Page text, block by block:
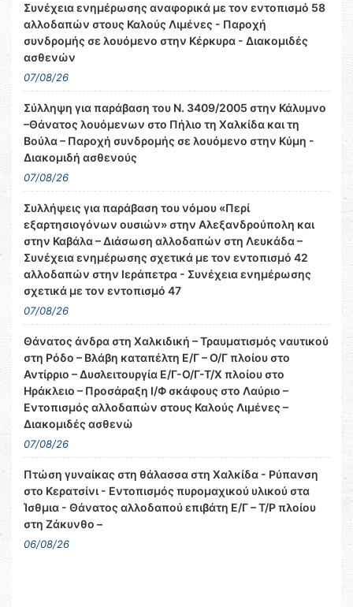
Συνέχεια ενημέρωσης αναφορικά με τον εντοπισμό 58
αλλοδαπών στους Καλούς Λιμένες - Παροχή
συνδρομής σε λουόμενο στην Κέρκυρα - Διακομιδές
ασθενών
07/08/26
Σύλληψη για παράβαση του Ν. 3409/2005 στην Κάλυμνο
–Θάνατος λουόμενων στο Πήλιο τη Χαλκίδα και τη
Βούλα – Παροχή συνδρομής σε λουόμενο στην Κύμη -
Διακομιδή ασθενούς
07/08/26
Συλλήψεις για παράβαση του νόμου «Περί
εξαρτησιογόνων ουσιών» στην Αλεξανδρούπολη και
στην Καβάλα – Διάσωση αλλοδαπών στη Λευκάδα –
Συνέχεια ενημέρωσης σχετικά με τον εντοπισμό 42
αλλοδαπών στην Ιεράπετρα - Συνέχεια ενημέρωσης
σχετικά με τον εντοπισμό 47
07/08/26
Θάνατος άνδρα στη Χαλκιδική – Τραυματισμός ναυτικού
στη Ρόδο – Βλάβη καταπέλτη Ε/Γ – Ο/Γ πλοίου στο
Αντίρριο – Δυσλειτουργία Ε/Γ-Ο/Γ-Τ/Χ πλοίου στο
Ηράκλειο – Προσάραξη Ι/Φ σκάφους στο Λαύριο –
Εντοπισμός αλλοδαπών στους Καλούς Λιμένες –
Διακομιδές ασθενώ
07/08/26
Πτώση γυναίκας στη θάλασσα στη Χαλκίδα - Ρύπανση
στο Κερατσίνι - Εντοπισμός πυρομαχικού υλικού στα
Ίσθμια - Θάνατος αλλοδαπού επιβάτη Ε/Γ – Τ/Ρ πλοίου
στη Ζάκυνθο –
06/08/26